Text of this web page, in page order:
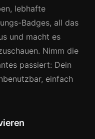
lebhafte
Badges, all das
und macht es
Nimm die
passiert: Dein
einfach